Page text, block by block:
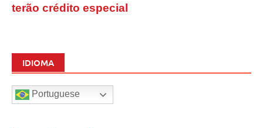
terão crédito especial
IDIOMA
Portuguese